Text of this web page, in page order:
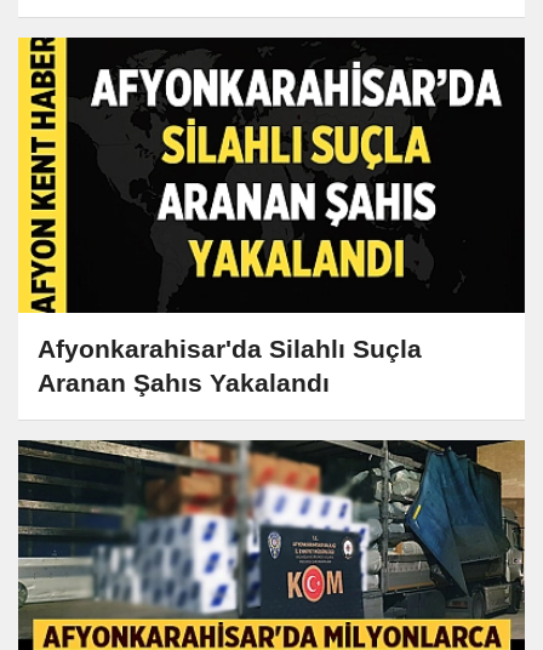
Afyonkarahisar'da Silahlı Suçla
Aranan Şahıs Yakalandı